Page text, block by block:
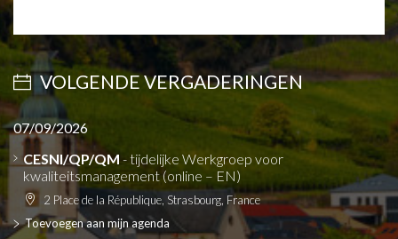
VOLGENDE VERGADERINGEN
07/09/2026
CESNI/QP/QM - tijdelijke Werkgroep voor
kwaliteitsmanagement (online – EN)
2 Place de la République, Strasbourg, France
Toevoegen aan mijn agenda